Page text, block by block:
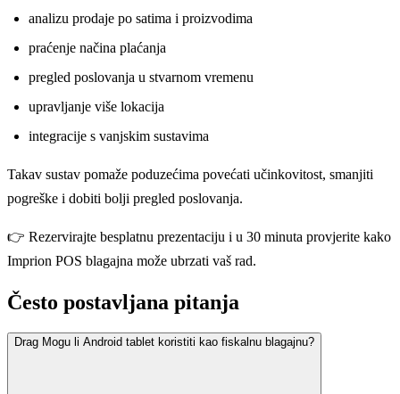
analizu prodaje po satima i proizvodima
praćenje načina plaćanja
pregled poslovanja u stvarnom vremenu
upravljanje više lokacija
integracije s vanjskim sustavima
Takav sustav pomaže poduzećima povećati učinkovitost, smanjiti
pogreške i dobiti bolji pregled poslovanja.
👉 Rezervirajte besplatnu prezentaciju i u 30 minuta provjerite kako
Imprion POS blagajna može ubrzati vaš rad.
Često postavljana pitanja
Drag Mogu li Android tablet koristiti kao fiskalnu blagajnu?